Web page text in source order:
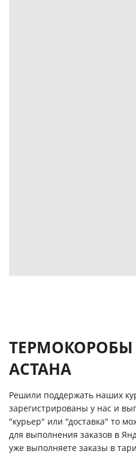
ТЕРМОКОРОБЫ
АСТАНА
Решили поддержать наших
зарегистрированы у нас и
"курьер" или "доставка" то
для выполнения заказов в
уже выполняете заказы в